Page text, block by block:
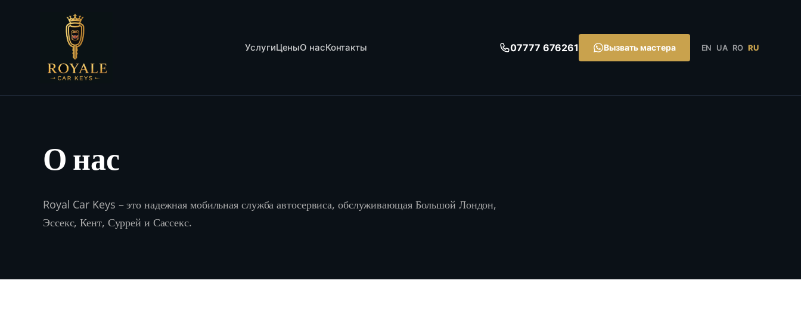
УслугиЦеныО насКонтакты 07777 676261 Вызвать мастера EN UA RO RU
О нас
Royal Car Keys – это надежная мобильная служба автосервиса, обслуживающая Большой Лондон,
Эссекс, Кент, Суррей и Сассекс.